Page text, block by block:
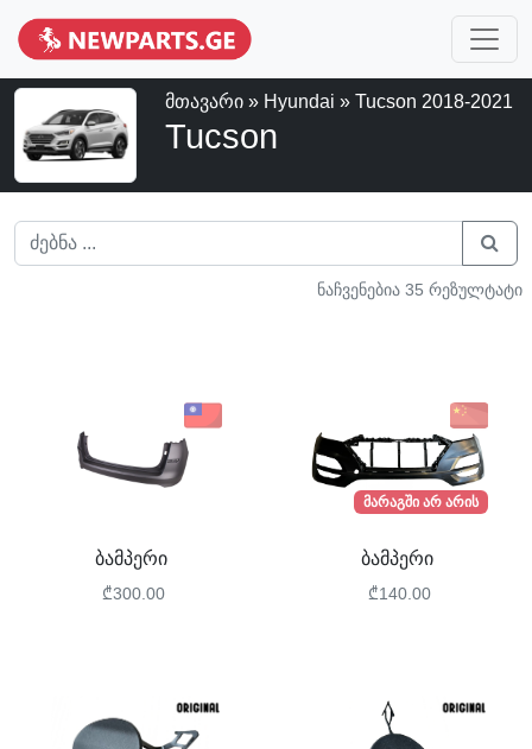
მთავარი » Hyundai » Tucson 2018-2021
Tucson
ნაჩვენებია 35 რეზულტატი
ბამპერი
₾300.00
მარაგში არ არის
ბამპერი
₾140.00